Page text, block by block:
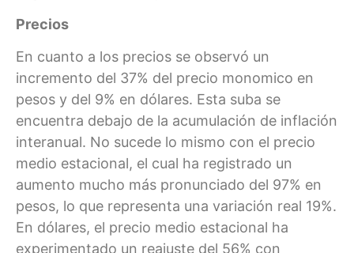
Precios
En cuanto a los precios se observó un
incremento del 37% del precio monomico en
pesos y del 9% en dólares. Esta suba se
encuentra debajo de la acumulación de inflación
interanual. No sucede lo mismo con el precio
medio estacional, el cual ha registrado un
aumento mucho más pronunciado del 97% en
pesos, lo que representa una variación real 19%.
En dólares, el precio medio estacional ha
experimentado un reajuste del 56% con